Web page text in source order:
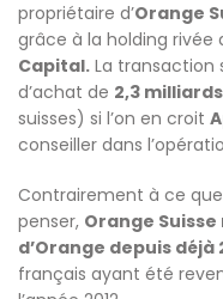
propriétaire d’Orange
grâce à la holding rivée
Capital. La transaction
d’achat de 2,3
suisses) si l’on en croit
conseiller dans
Contrairement à ce
penser, Orange
d’Orange depuis déjà
français ayant été